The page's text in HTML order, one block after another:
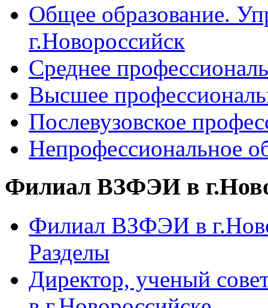
Общее образование.
г.Новороссийск
Среднее
Высшее
Послевузовское
Непрофессиональное
Филиал ВЗФЭИ в
Филиал ВЗФЭИ в
Разделы
Директор, ученый